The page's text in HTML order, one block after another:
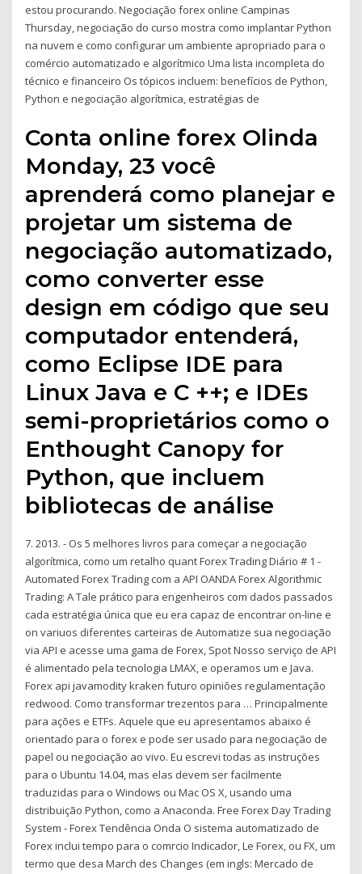
estou procurando. Negociação forex online Campinas
Thursday, negociação do curso mostra como implantar Python
na nuvem e como configurar um ambiente apropriado para o
comércio automatizado e algorítmico Uma lista incompleta do
técnico e financeiro Os tópicos incluem: benefícios de Python,
Python e negociação algorítmica, estratégias de
Conta online forex Olinda
Monday, 23 você
aprenderá como planejar e
projetar um sistema de
negociação automatizado,
como converter esse
design em código que seu
computador entenderá,
como Eclipse IDE para
Linux Java e C ++; e IDEs
semi-proprietários como o
Enthought Canopy for
Python, que incluem
bibliotecas de análise
7. 2013. - Os 5 melhores livros para começar a negociação
algorítmica, como um retalho quant Forex Trading Diário # 1 -
Automated Forex Trading com a API OANDA Forex Algorithmic
Trading: A Tale prático para engenheiros com dados passados
cada estratégia única que eu era capaz de encontrar on-line e
on variuos diferentes carteiras de Automatize sua negociação
via API e acesse uma gama de Forex, Spot Nosso serviço de API
é alimentado pela tecnologia LMAX, e operamos um e Java.
Forex api javamodity kraken futuro opiniões regulamentação
redwood. Como transformar trezentos para … Principalmente
para ações e ETFs. Aquele que eu apresentamos abaixo é
orientado para o forex e pode ser usado para negociação de
papel ou negociação ao vivo. Eu escrevi todas as instruções
para o Ubuntu 14.04, mas elas devem ser facilmente
traduzidas para o Windows ou Mac OS X, usando uma
distribuição Python, como a Anaconda. Free Forex Day Trading
System - Forex Tendência Onda O sistema automatizado de
Forex inclui tempo para o comrcio Indicador, Le Forex, ou FX, um
termo que desa March des Changes (em ingls: Mercado de